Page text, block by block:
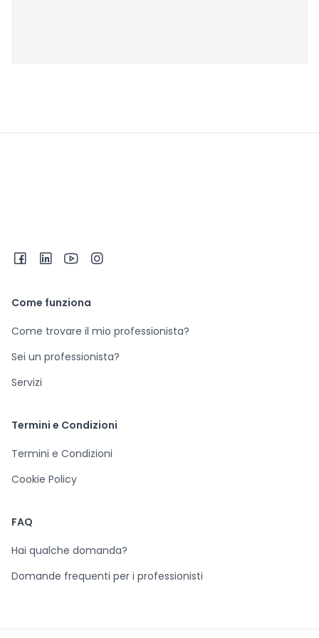
Come funziona
Come trovare il mio professionista?
Sei un professionista?
Servizi
Termini e Condizioni
Termini e Condizioni
Cookie Policy
FAQ
Hai qualche domanda?
Domande frequenti per i professionisti